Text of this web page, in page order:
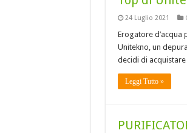
24 Luglio 2021
Erogatore
Unitekno, un
decidi di
Leggi Tutto »